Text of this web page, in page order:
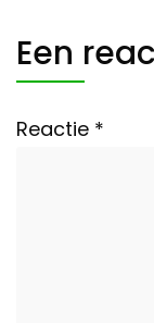
Een
Reactie *